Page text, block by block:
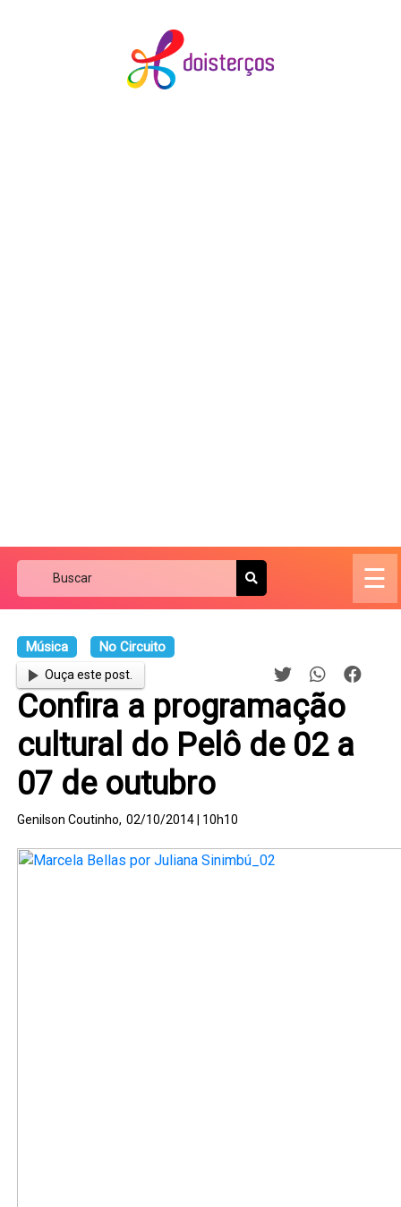
☰
Música No Circuito
Ouça este post.
Confira a programação
cultural do Pelô de 02 a
07 de outubro
Genilson Coutinho, 02/10/2014 | 10h10